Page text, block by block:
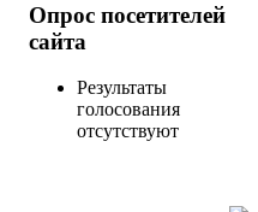
Опрос посетителей
сайта
Результаты
голосования
отсутствуют